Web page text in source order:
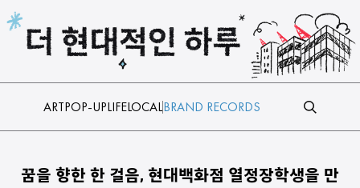
본문 바로가기
ARTPOP-UPLIFELOCALBRAND RECORDS
꿈을 향한 한 걸음, 현대백화점 열정장학생을 만